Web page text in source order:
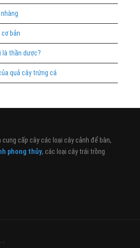
bản
là thần dược?
quả cây trứng cá
cấp cây các loại cây cảnh để bàn,
phong thủy, các loại cây trái trồng